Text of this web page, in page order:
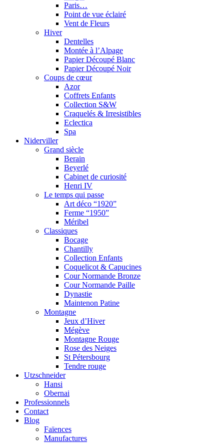
Paris…
Point de vue éclairé
Vent de Fleurs
Hiver
Dentelles
Montée à l’Alpage
Papier Découpé Blanc
Papier Découpé Noir
Coups de cœur
Azor
Coffrets Enfants
Collection S&W
Craquelés & Irresistibles
Eclectica
Spa
Niderviller
Grand siècle
Berain
Beyerlé
Cabinet de curiosité
Henri IV
Le temps qui passe
Art déco “1920”
Ferme “1950”
Méribel
Classiques
Bocage
Chantilly
Collection Enfants
Coquelicot & Capucines
Cour Normande Bronze
Cour Normande Paille
Dynastie
Maintenon Patine
Montagne
Jeux d’Hiver
Mégève
Montagne Rouge
Rose des Neiges
St Pétersbourg
Tendre rouge
Utzschneider
Hansi
Obernai
Professionnels
Contact
Blog
Faïences
Manufactures